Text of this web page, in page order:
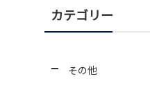
カテゴリー
その他